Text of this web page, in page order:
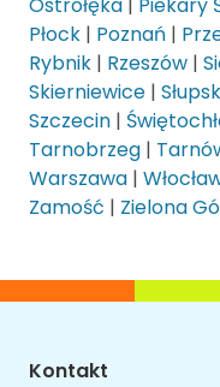
Ostrołęka | Piekary
Płock | Poznań |
Rybnik | Rzeszów |
Skierniewice | Słupsk
Szczecin |
Tarnobrzeg |
Warszawa |
Zamość | Zielona
Kontakt